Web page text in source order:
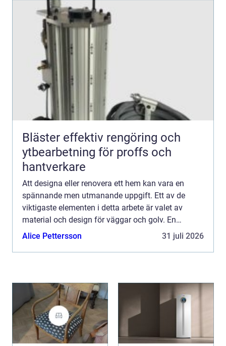
Bläster effektiv rengöring och
ytbearbetning för proffs och
hantverkare
Att designa eller renovera ett hem kan vara en
spännande men utmanande uppgift. Ett av de
viktigaste elementen i detta arbete är valet av
material och design för väggar och golv. En
utmärkande komponent som ofta drar blickarn...
Alice Pettersson 31 juli 2026